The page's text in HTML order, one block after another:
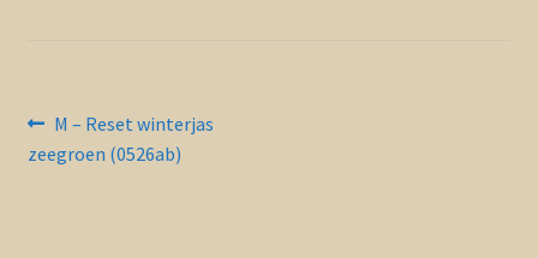
Bericht
navigatie
Vorig
bericht:
M – Reset winterjas
zeegroen (0526ab)